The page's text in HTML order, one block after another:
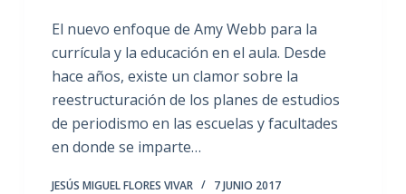
El nuevo enfoque de Amy Webb para la
currícula y la educación en el aula. Desde
hace años, existe un clamor sobre la
reestructuración de los planes de estudios
de periodismo en las escuelas y facultades
en donde se imparte…
JESÚS MIGUEL FLORES VIVAR 7 JUNIO 2017